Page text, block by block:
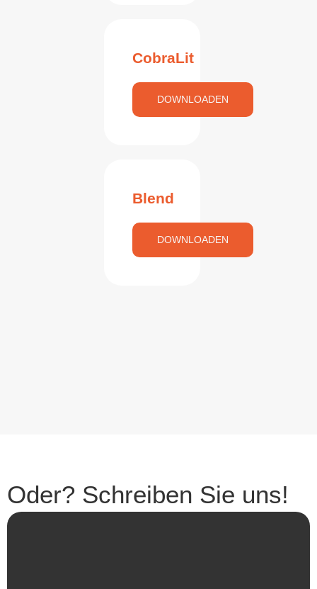
CobraLit
DOWNLOADEN
Blend
DOWNLOADEN
Oder? Schreiben Sie uns!